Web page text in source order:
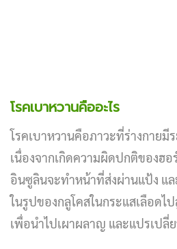
โรคเบาหวานคืออะไร
โรคเบาหวานคือภาวะที่ร่างกายมี
เนื่องจากเกิดความผิดปกติของฮ
อินซูลินจะทำหน้าที่ส่งผ่านแป้ง แล
ในรูปของกลูโคสในกระแสเลือดไ
เพื่อนำไปเผาผลาญ และแปรเปลี่